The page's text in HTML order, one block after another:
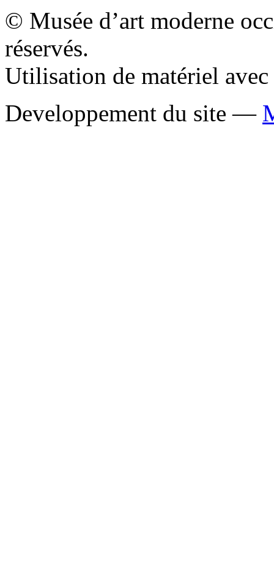
© Musée d’art moderne
réservés.
Utilisation de matériel avec
Developpement du site —